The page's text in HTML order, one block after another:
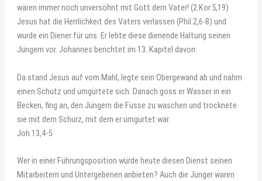
wären immer noch unversöhnt mit Gott dem Vater! (2.Kor.5,19)
Jesus hat die Herrlichkeit des Vaters verlassen (Phil.2,6-8) und
wurde ein Diener für uns. Er lebte diese dienende Haltung seinen
Jüngern vor. Johannes berichtet im 13. Kapitel davon:
Da stand Jesus auf vom Mahl, legte sein Obergewand ab und nahm
einen Schutz und umgürtete sich. Danach goss er Wasser in ein
Becken, fing an, den Jüngern die Füsse zu waschen und trocknete
sie mit dem Schurz, mit dem er umgürtet war.
Joh.13,4-5
Wer in einer Führungsposition würde heute diesen Dienst seinen
Mitarbeitern und Untergebenen anbieten? Auch die Jünger waren